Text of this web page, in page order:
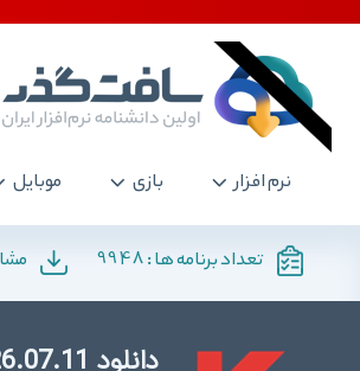
نرم افزار بازی موبایل
تعداد برنامه ها :9948